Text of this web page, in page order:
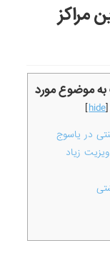
مراکز
به موضوع مورد
[
hide
]
در یاسوج
زیاد